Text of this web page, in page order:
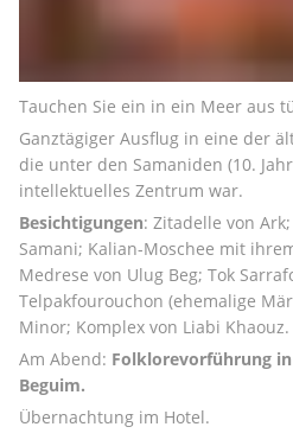
Tauchen Sie ein in ein Meer aus
Ganztägiger Ausflug in eine der
die unter den Samaniden (10.
intellektuelles Zentrum war.
Besichtigungen: Zitadelle von
Samani; Kalian-Moschee mit
Medrese von Ulug Beg; Tok
Telpakfourouchon (ehemalige
Minor; Komplex von Liabi Khaouz.
Am Abend: Folklorevorführung
Beguim.
Übernachtung im Hotel.